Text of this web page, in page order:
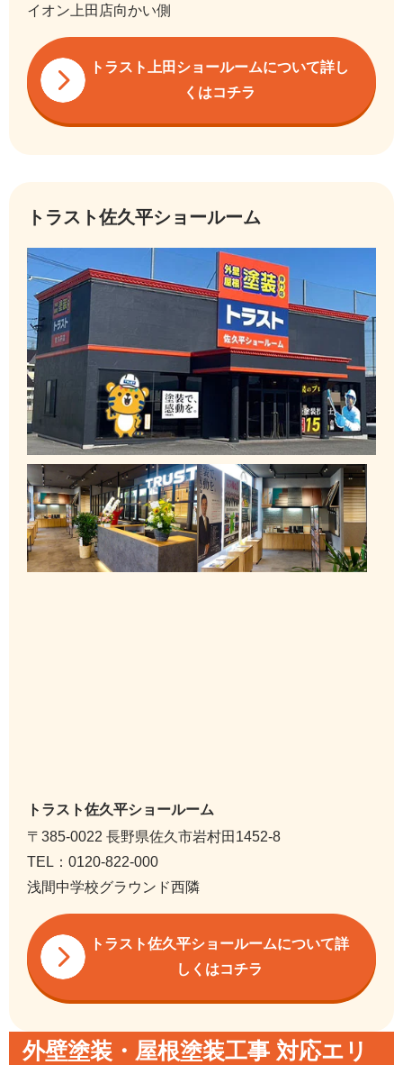
イオン上田店向かい側
トラスト上田ショールームについて詳し
くはコチラ
トラスト佐久平ショールーム
トラスト佐久平ショールーム
〒385-0022 長野県佐久市岩村田1452-8
TEL：0120-822-000
浅間中学校グラウンド西隣
トラスト佐久平ショールームについて詳
しくはコチラ
外壁塗装・屋根塗装工事 対応エリ